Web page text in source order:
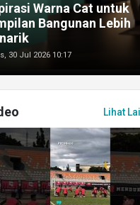
Warna Cat untuk
Bangunan Lebih
30 Jul 2026 10:17
Lihat